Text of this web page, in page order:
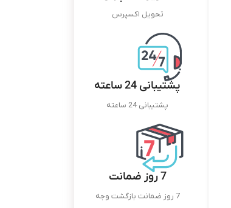
تحویل اکسپرس
پشتیبانی 24 ساعته
پشتیبانی 24 ساعته
7 روز ضمانت
7 روز ضمانت بازگشت وجه